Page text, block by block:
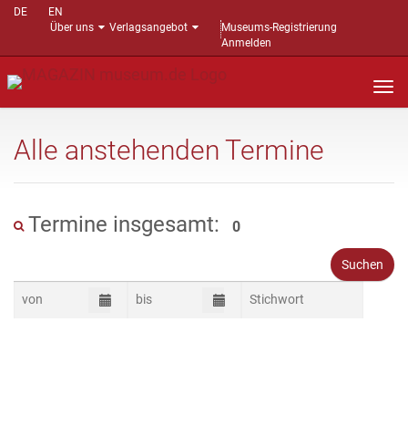
DE
EN
Über uns
Verlagsangebot
Museums-Registrierung
Anmelden
Alle anstehenden Termine
Termine insgesamt: 0